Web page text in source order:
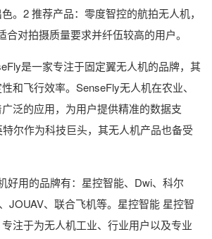
。2 推荐产品：零度智控的航拍无人机，
合对拍摄质量要求并纤伍较高的用户。
是一家专注于固定翼无人机的品牌，其
和飞行效率。SenseFly无人机在农业、
泛的应用，为用户提供精准的数据支
尔作为科技巨头，其无人机产品也备受
好用的品牌有：星控智能、Dwi、科尔
JOUAV、联合飞机等。星控智能 星控智
注于为无人机工业、行业用户以及专业